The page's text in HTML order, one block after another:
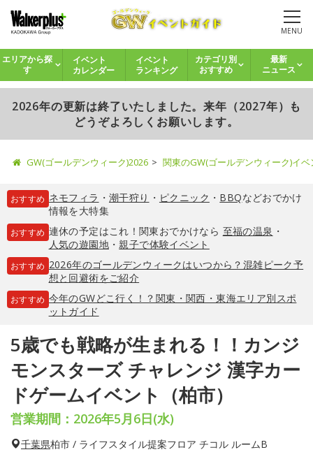
MENU
エリアから探
す
イベント
カレンダー
イベント
ランキング
カテゴリ別
おすすめ
最新
ニュース
2026年の更新は終了いたしました。来年（2027年）も
どうぞよろしくお願いします。
GW(ゴールデンウィーク)2026 関東のGW(ゴールデンウィーク)イ
おすすめ ネモフィラ ・ 潮干狩り ・ ピクニック ・ BBQなどおでかけ
情報を大特集
おすすめ 連休の予定はこれ！関東おでかけなら 至福の温泉 ・
人気の遊園地・親子で体験イベント
おすすめ 2026年のゴールデンウィークはいつから？混雑ピーク予
想と回避術をご紹介
おすすめ 今年のGWどこ行く！？関東・関西・東海エリア別スポ
ットガイド
5歳でも戦略が生まれる！！カンジ
モンスターズ チャレンジ 漢字カー
ドゲームイベント（柏市）
営業期間：2026年5月6日(水)
千葉県柏市 / ライフスタイル提案フロア チコル ルームB